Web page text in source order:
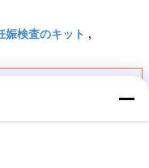
娠検査のキット ,
出のキット、家の
的検査のキット